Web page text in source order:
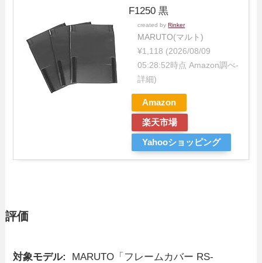
F1250 黒
created byRinker
MARUTO(マルト)
¥1,118 (2026/08/09
05:28:52時点 Amazon調べ-
詳細)
Amazon
楽天市場
Yahooショッピング
評価
対象モデル:
MARUTO「フレームカバー RS-